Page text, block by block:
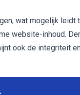
wat mogelijk leidt
website-inhoud.
ook de integriteit